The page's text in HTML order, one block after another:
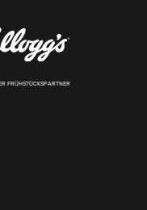
FRÜHSTÜCKSPARTNER